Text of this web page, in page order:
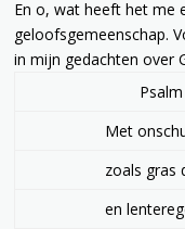
En o, wat heeft het me
geloofsgemeenschap.
in mijn gedachten over
Psalm
Met
zoals gras
en